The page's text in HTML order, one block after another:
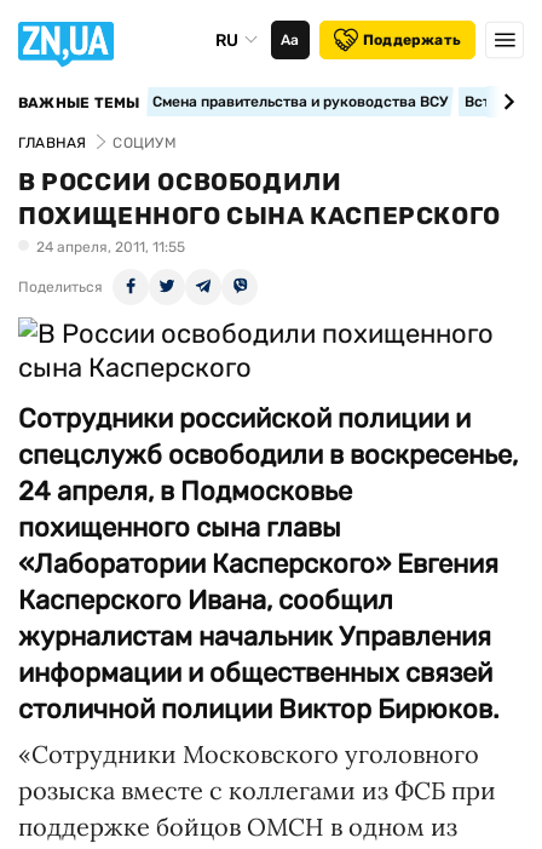
RU Аа Поддержать
ВАЖНЫЕ ТЕМЫ Смена правительства и руководства ВСУ
ГЛАВНАЯ СОЦИУМ
В РОССИИ ОСВОБОДИЛИ
ПОХИЩЕННОГО СЫНА КАСПЕРСКОГО
24 апреля, 2011, 11:55
Поделиться
Сотрудники российской полиции и
спецслужб освободили в воскресенье,
24 апреля, в Подмосковье
похищенного сына главы
«Лаборатории Касперского» Евгения
Касперского Ивана, сообщил
журналистам начальник Управления
информации и общественных связей
столичной полиции Виктор Бирюков.
«Сотрудники Московского уголовного
розыска вместе с коллегами из ФСБ при
поддержке бойцов ОМСН в одном из